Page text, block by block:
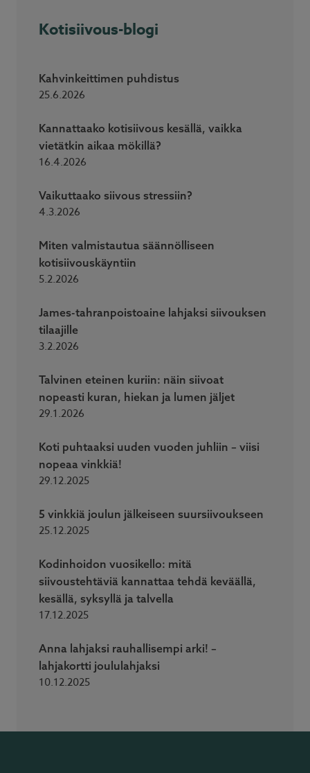
Kotisiivous-blogi
Kahvinkeittimen puhdistus
25.6.2026
Kannattaako kotisiivous kesällä, vaikka
vietätkin aikaa mökillä?
16.4.2026
Vaikuttaako siivous stressiin?
4.3.2026
Miten valmistautua säännölliseen
kotisiivouskäyntiin
5.2.2026
James-tahranpoistoaine lahjaksi siivouksen
tilaajille
3.2.2026
Talvinen eteinen kuriin: näin siivoat
nopeasti kuran, hiekan ja lumen jäljet
29.1.2026
Koti puhtaaksi uuden vuoden juhliin – viisi
nopeaa vinkkiä!
29.12.2025
5 vinkkiä joulun jälkeiseen suursiivoukseen
25.12.2025
Kodinhoidon vuosikello: mitä
siivoustehtäviä kannattaa tehdä keväällä,
kesällä, syksyllä ja talvella
17.12.2025
Anna lahjaksi rauhallisempi arki! –
lahjakortti joululahjaksi
10.12.2025